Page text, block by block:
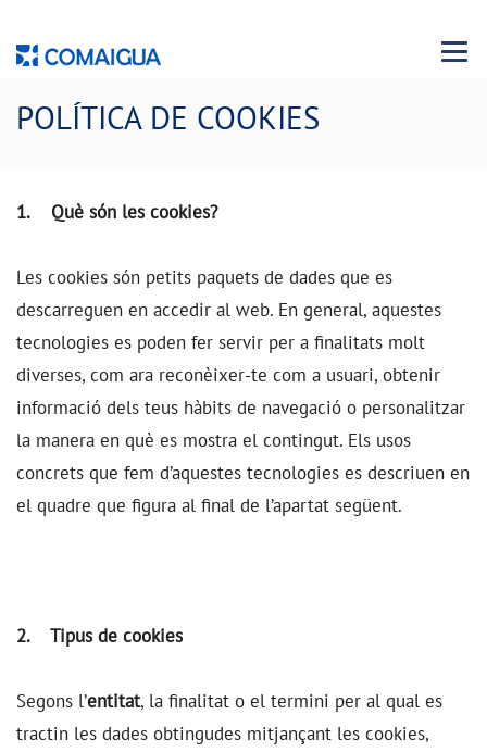
Menu
POLÍTICA DE COOKIES
1. Què són les cookies?
Les cookies són petits paquets de dades que es
descarreguen en accedir al web. En general, aquestes
tecnologies es poden fer servir per a finalitats molt
diverses, com ara reconèixer-te com a usuari, obtenir
informació dels teus hàbits de navegació o personalitzar
la manera en què es mostra el contingut. Els usos
concrets que fem d’aquestes tecnologies es descriuen en
el quadre que figura al final de l’apartat següent.
2. Tipus de cookies
Segons l’entitat, la finalitat o el termini per al qual es
tractin les dades obtingudes mitjançant les cookies,